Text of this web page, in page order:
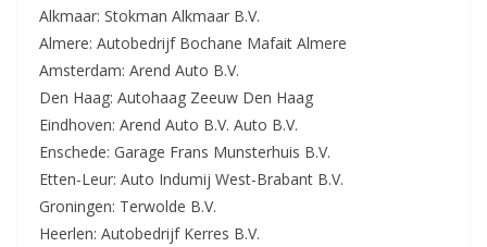
Alkmaar: Stokman Alkmaar B.V.
Almere: Autobedrijf Bochane Mafait Almere
Amsterdam: Arend Auto B.V.
Den Haag: Autohaag Zeeuw Den Haag
Eindhoven: Arend Auto B.V. Auto B.V.
Enschede: Garage Frans Munsterhuis B.V.
Etten-Leur: Auto Indumij West-Brabant B.V.
Groningen: Terwolde B.V.
Heerlen: Autobedrijf Kerres B.V.